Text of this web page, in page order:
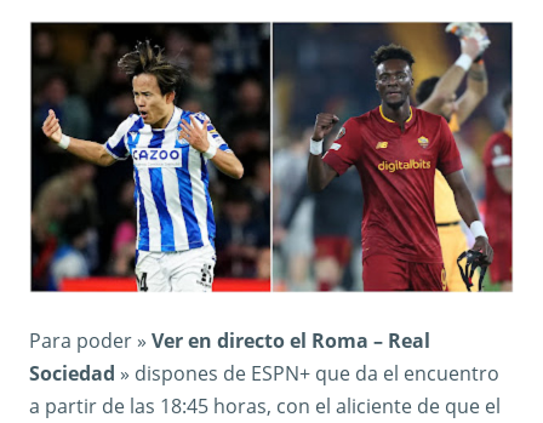
Para poder » Ver en directo el Roma – Real
Sociedad » dispones de ESPN+ que da el encuentro
a partir de las 18:45 horas, con el aliciente de que el